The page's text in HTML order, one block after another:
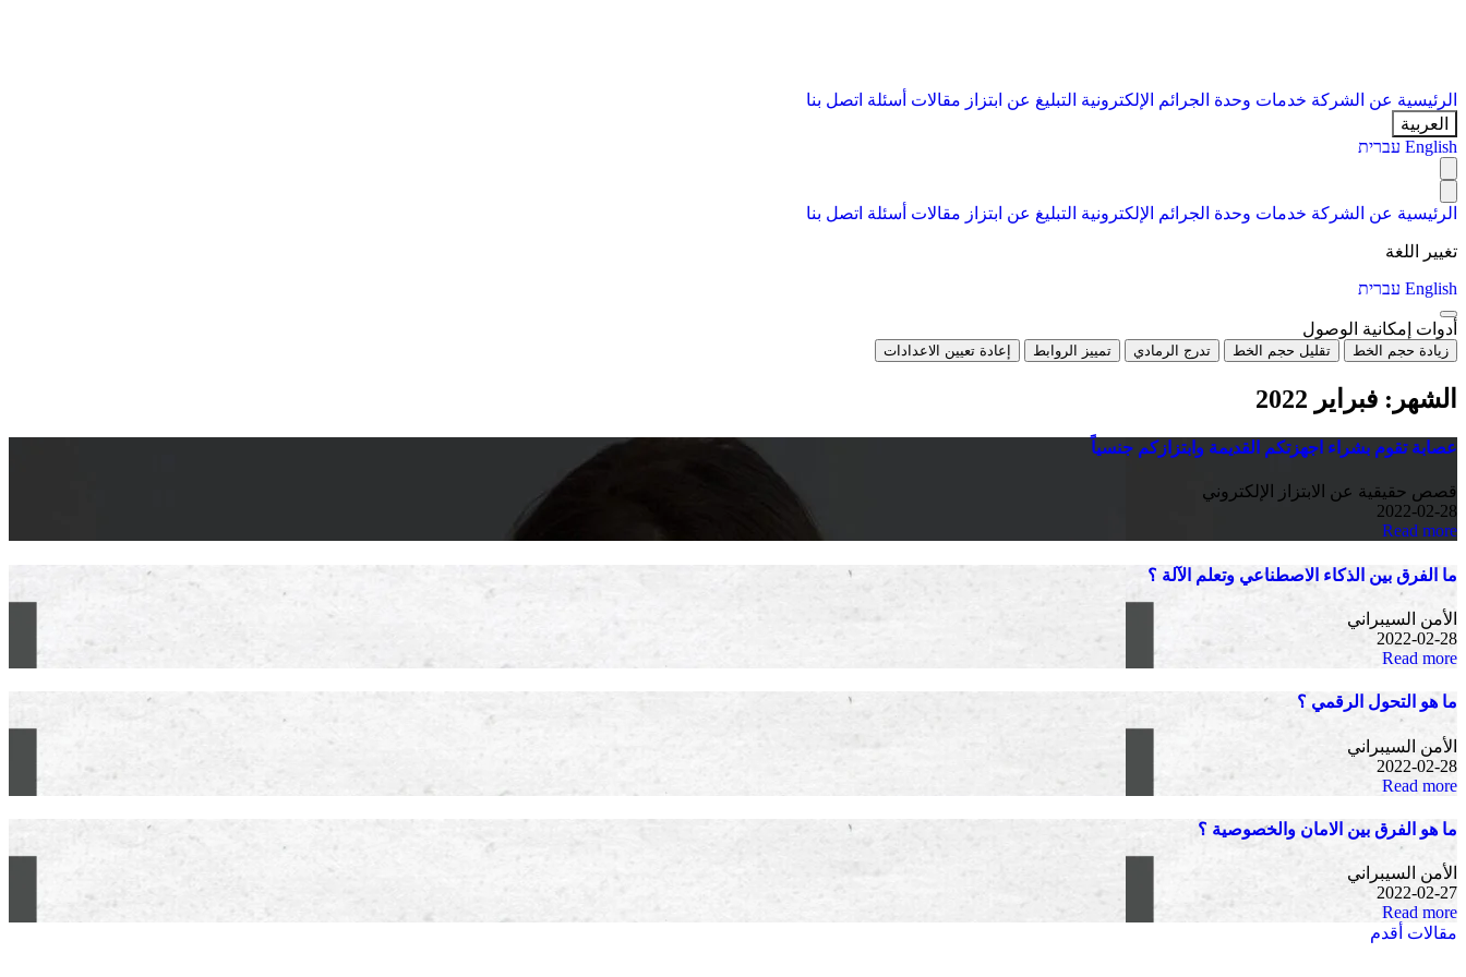
الرئيسية عن الشركة خدمات وحدة الجرائم الإلكترونية التبليغ عن ابتزاز مقالات أسئلة اتصل بنا
العربية
English עברית
الرئيسية عن الشركة خدمات وحدة الجرائم الإلكترونية التبليغ عن ابتزاز مقالات أسئلة اتصل بنا
تغيير اللغة
English עברית
أدوات إمكانية الوصول
زيادة حجم الخط تقليل حجم الخط تدرج الرمادي تمييز الروابط إعادة تعيين الاعدادات
الشهر: فبراير 2022
عصابة تقوم بشراء اجهزتكم القديمة وابتزازكم جنسياً
قصص حقيقية عن الابتزاز الإلكتروني
2022-02-28
Read more
ما الفرق بين الذكاء الاصطناعي وتعلم الآلة ؟
الأمن السيبراني
2022-02-28
Read more
ما هو التحول الرقمي ؟
الأمن السيبراني
2022-02-28
Read more
ما هو الفرق بين الامان والخصوصية ؟
الأمن السيبراني
2022-02-27
Read more
تصفّح
مقالات أقدم